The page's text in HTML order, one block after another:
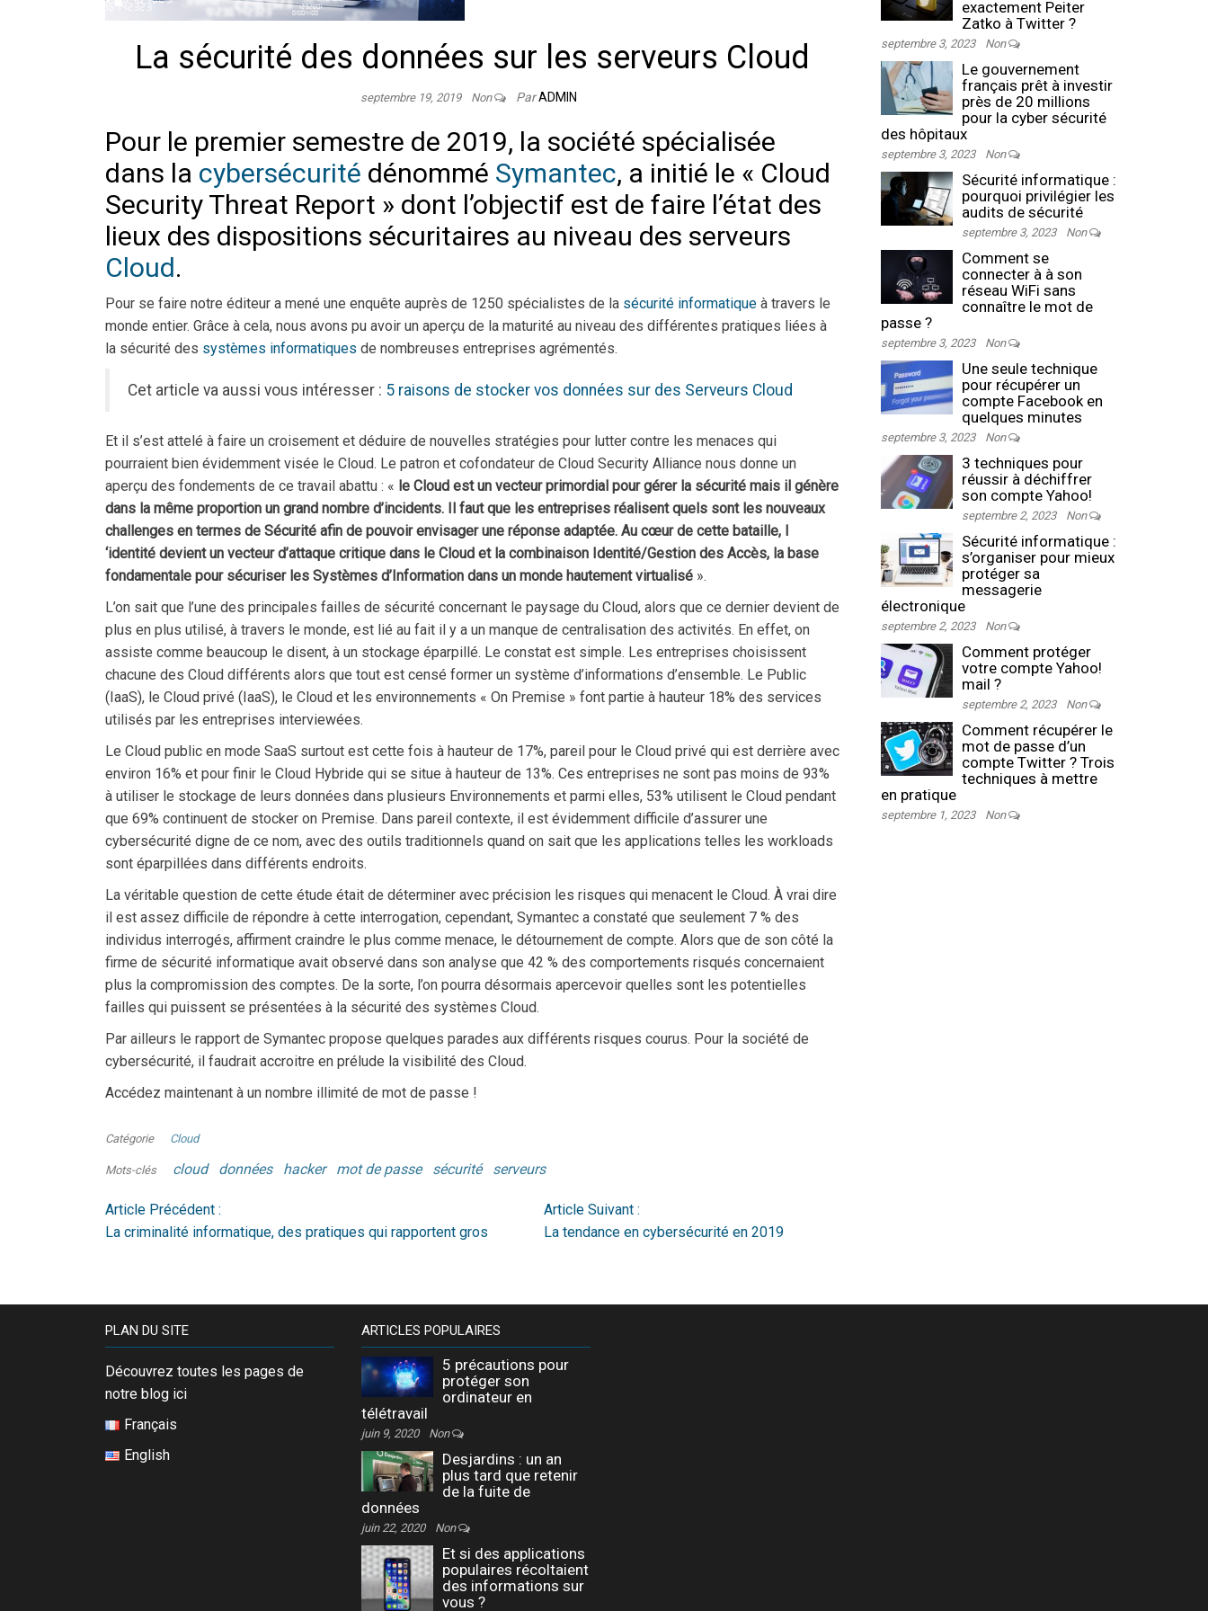
La sécurité des données sur les serveurs Cloud
septembre 19, 2019 Non ParADMIN
Pour le premier semestre de 2019, la société spécialisée
dans la cybersécurité dénommé Symantec, a initié le « Cloud
Security Threat Report » dont l’objectif est de faire l’état des
lieux des dispositions sécuritaires au niveau des serveurs
Cloud.
Pour se faire notre éditeur a mené une enquête auprès de 1250 spécialistes de la sécurité informatique à travers le
monde entier. Grâce à cela, nous avons pu avoir un aperçu de la maturité au niveau des différentes pratiques liées à
la sécurité des systèmes informatiques de nombreuses entreprises agrémentés.
Cet article va aussi vous intéresser : 5 raisons de stocker vos données sur des Serveurs Cloud
Et il s’est attelé à faire un croisement et déduire de nouvelles stratégies pour lutter contre les menaces qui
pourraient bien évidemment visée le Cloud. Le patron et cofondateur de Cloud Security Alliance nous donne un
aperçu des fondements de ce travail abattu : « le Cloud est un vecteur primordial pour gérer la sécurité mais il génère
dans la même proportion un grand nombre d’incidents. Il faut que les entreprises réalisent quels sont les nouveaux
challenges en termes de Sécurité afin de pouvoir envisager une réponse adaptée. Au cœur de cette bataille, l
‘identité devient un vecteur d’attaque critique dans le Cloud et la combinaison Identité/Gestion des Accès, la base
fondamentale pour sécuriser les Systèmes d’Information dans un monde hautement virtualisé ».
L’on sait que l’une des principales failles de sécurité concernant le paysage du Cloud, alors que ce dernier devient de
plus en plus utilisé, à travers le monde, est lié au fait il y a un manque de centralisation des activités. En effet, on
assiste comme beaucoup le disent, à un stockage éparpillé. Le constat est simple. Les entreprises choisissent
chacune des Cloud différents alors que tout est censé former un système d’informations d’ensemble. Le Public
(IaaS), le Cloud privé (IaaS), le Cloud et les environnements « On Premise » font partie à hauteur 18% des services
utilisés par les entreprises interviewées.
Le Cloud public en mode SaaS surtout est cette fois à hauteur de 17%, pareil pour le Cloud privé qui est derrière avec
environ 16% et pour finir le Cloud Hybride qui se situe à hauteur de 13%. Ces entreprises ne sont pas moins de 93%
à utiliser le stockage de leurs données dans plusieurs Environnements et parmi elles, 53% utilisent le Cloud pendant
que 69% continuent de stocker on Premise. Dans pareil contexte, il est évidemment difficile d’assurer une
cybersécurité digne de ce nom, avec des outils traditionnels quand on sait que les applications telles les workloads
sont éparpillées dans différents endroits.
La véritable question de cette étude était de déterminer avec précision les risques qui menacent le Cloud. À vrai dire
il est assez difficile de répondre à cette interrogation, cependant, Symantec a constaté que seulement 7 % des
individus interrogés, affirment craindre le plus comme menace, le détournement de compte. Alors que de son côté la
firme de sécurité informatique avait observé dans son analyse que 42 % des comportements risqués concernaient
plus la compromission des comptes. De la sorte, l’on pourra désormais apercevoir quelles sont les potentielles
failles qui puissent se présentées à la sécurité des systèmes Cloud.
Par ailleurs le rapport de Symantec propose quelques parades aux différents risques courus. Pour la société de
cybersécurité, il faudrait accroitre en prélude la visibilité des Cloud.
Accédez maintenant à un nombre illimité de mot de passe !
Catégorie Cloud
Mots-clés cloud données hacker mot de passe sécurité serveurs
Article Précédent :
La criminalité informatique, des pratiques qui rapportent gros
Article Suivant :
La tendance en cybersécurité en 2019
exactement Peiter
Zatko à Twitter ?
septembre 3, 2023 Non
Le gouvernement
français prêt à investir
près de 20 millions
pour la cyber sécurité
des hôpitaux
septembre 3, 2023 Non
Sécurité informatique :
pourquoi privilégier les
audits de sécurité
septembre 3, 2023 Non
Comment se
connecter à à son
réseau WiFi sans
connaître le mot de
passe ?
septembre 3, 2023 Non
Une seule technique
pour récupérer un
compte Facebook en
quelques minutes
septembre 3, 2023 Non
3 techniques pour
réussir à déchiffrer
son compte Yahoo!
septembre 2, 2023 Non
Sécurité informatique :
s’organiser pour mieux
protéger sa
messagerie
électronique
septembre 2, 2023 Non
Comment protéger
votre compte Yahoo!
mail ?
septembre 2, 2023 Non
Comment récupérer le
mot de passe d’un
compte Twitter ? Trois
techniques à mettre
en pratique
septembre 1, 2023 Non
PLAN DU SITE
Découvrez toutes les pages de
notre blog ici
Français
English
ARTICLES POPULAIRES
5 précautions pour
protéger son
ordinateur en
télétravail
juin 9, 2020 Non
Desjardins : un an
plus tard que retenir
de la fuite de
données
juin 22, 2020 Non
Et si des applications
populaires récoltaient
des informations sur
vous ?